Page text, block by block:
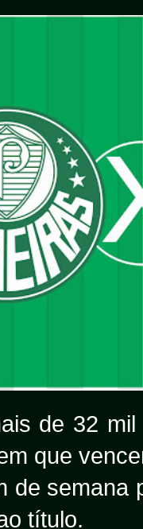
de 32
que
de semana
título.